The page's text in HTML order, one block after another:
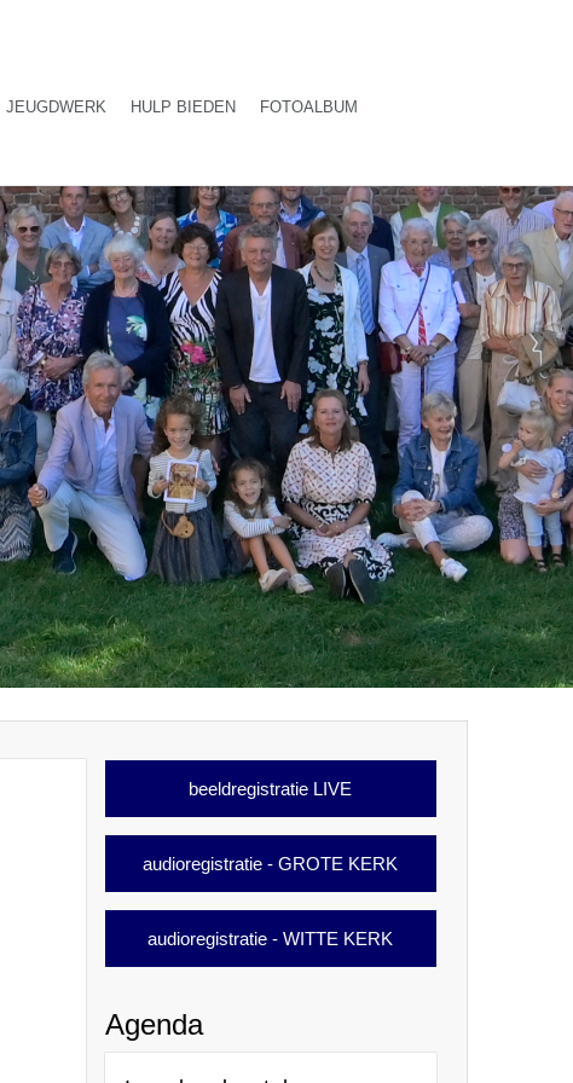
JEUGDWERK HULP BIEDEN FOTOALBUM
beeldregistratie LIVE
audioregistratie - GROTE KERK
audioregistratie - WITTE KERK
Agenda